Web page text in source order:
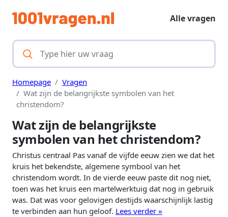
Alle vragen
Homepage
Vragen
Wat zijn de belangrijkste symbolen van het
christendom?
Wat zijn de belangrijkste
symbolen van het christendom?
Christus centraal Pas vanaf de vijfde eeuw zien we dat het
kruis het bekendste, algemene symbool van het
christendom wordt. In de vierde eeuw paste dit nog niet,
toen was het kruis een martelwerktuig dat nog in gebruik
was. Dat was voor gelovigen destijds waarschijnlijk lastig
te verbinden aan hun geloof. Lees verder »